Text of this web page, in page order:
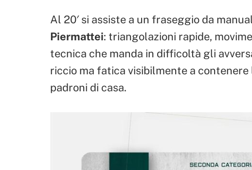
Al 20′ si assiste a un fraseggio da
Piermattei: triangolazioni rapide,
tecnica che manda in difficoltà gli
riccio ma fatica visibilmente a
padroni di casa.